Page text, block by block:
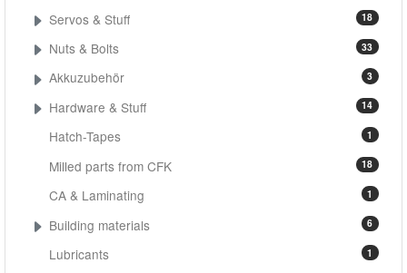
18
Servos & Stuff
33
Nuts & Bolts
3
Akkuzubehör
14
Hardware & Stuff
1
Hatch-Tapes
18
Milled parts from CFK
1
CA & Laminating
6
Building materials
1
Lubricants